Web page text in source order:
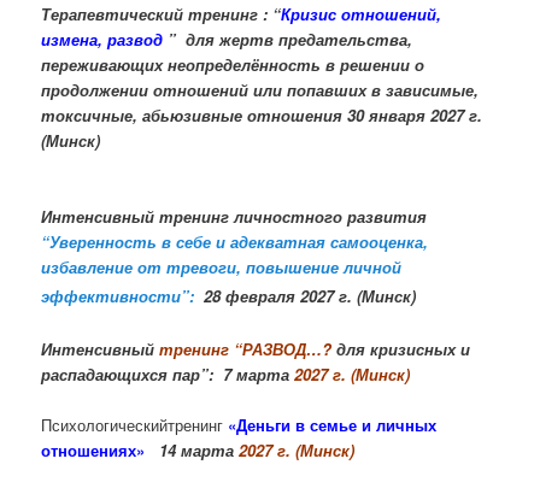
Терапевтический тренинг : “Кризис отношений,
измена, развод ” для жертв предательства,
переживающих неопределённость в решении о
продолжении отношений или попавших в зависимые,
токсичные, абьюзивные отношения 30 января 2027 г.
(Минск)
Интенсивный тренинг личностного развития
“Уверенность в себе и адекватная самооценка,
избавление от тревоги, повышение личной
эффективности”:28 февраля 2027 г. (Минск)
Интенсивныйтренинг “РАЗВОД…? для кризисных и
распадающихся пар”: 7 марта2027 г. (Минск)
Психологическийтренинг «Деньги в семье и личных
отношениях»
14 марта2027 г. (Минск)